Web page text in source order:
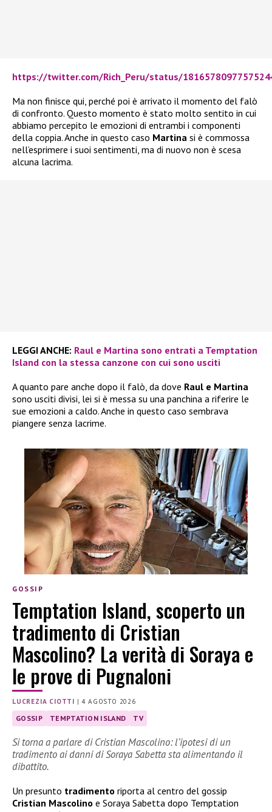
https://twitter.com/Rich_Peru/status/
Ma non finisce qui, perché poi è arrivato il momento del falò
di confronto. Questo momento è stato molto sentito in cui
abbiamo percepito le emozioni di entrambi i componenti
della coppia. Anche in questo caso Martina si è commossa
nell’esprimere i suoi sentimenti, ma di nuovo non è scesa
alcuna lacrima.
LEGGI ANCHE: Raul e Martina sono entrati a Temptation
Island con la stessa canzone con cui sono usciti
A quanto pare anche dopo il falò, da dove Raul e Martina
sono usciti divisi, lei si è messa su una panchina a riferire le
sue emozioni a caldo. Anche in questo caso sembrava
piangere senza lacrime.
GOSSIP
Temptation Island, scoperto un
tradimento di Cristian
Mascolino? La verità di Soraya e
le prove di Pugnaloni
LUCREZIA CIOTTI |4 AGOSTO 2026
GOSSIP TEMPTATION ISLAND TV
Si torna a parlare di Cristian Mascolino: l’ipotesi di un
tradimento ai danni di Soraya Sabetta sta alimentando il
dibattito.
Un presunto tradimento riporta al centro del gossip
Cristian Mascolino e Soraya Sabetta dopo Temptation